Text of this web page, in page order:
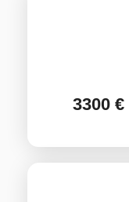
3300 €